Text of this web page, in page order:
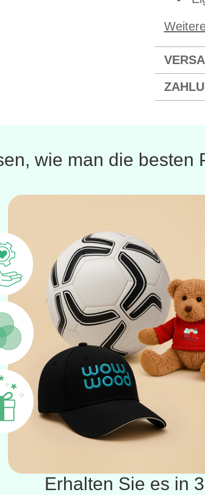
wie man die besten
Erhalten Sie es in